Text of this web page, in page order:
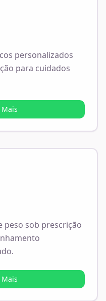
personalizados
para cuidados
peso sob prescrição